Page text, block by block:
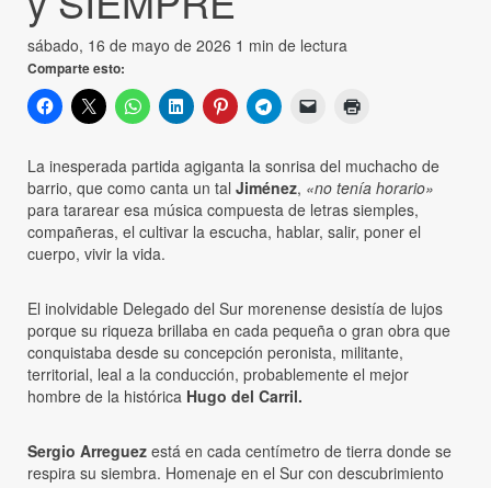
sábado, 16 de mayo de 2026 1 min de lectura
Comparte esto:
La inesperada partida agiganta la sonrisa del muchacho de
barrio, que como canta un tal Jiménez, «no tenía horario»
para tararear esa música compuesta de letras siemples,
compañeras, el cultivar la escucha, hablar, salir, poner el
cuerpo, vivir la vida.
El inolvidable Delegado del Sur morenense desistía de lujos
porque su riqueza brillaba en cada pequeña o gran obra que
conquistaba desde su concepción peronista, militante,
territorial, leal a la conducción, probablemente el mejor
hombre de la histórica Hugo del Carril.
Sergio Arreguez está en cada centímetro de tierra donde se
respira su siembra. Homenaje en el Sur con descubrimiento